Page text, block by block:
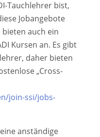
Tauchlehrer bist,
Jobangebote
bieten auch ein
Kursen an. Es gibt
daher bieten
„Cross-
join-ssi/jobs-
anständige